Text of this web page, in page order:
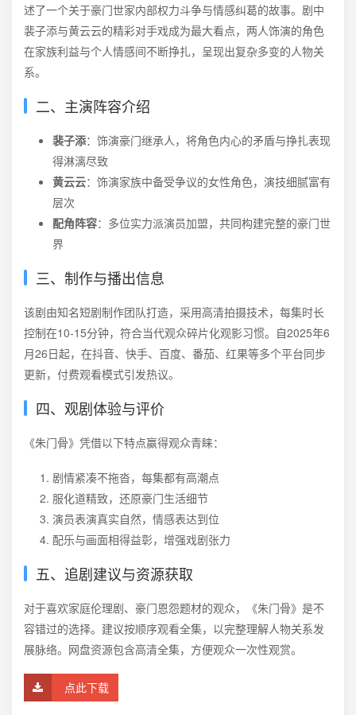
述了一个关于豪门世家内部权力斗争与情感纠葛的故事。剧中
裴子添与黄云云的精彩对手戏成为最大看点，两人饰演的角色
在家族利益与个人情感间不断挣扎，呈现出复杂多变的人物关
系。
二、主演阵容介绍
裴子添：饰演豪门继承人，将角色内心的矛盾与挣扎表现
得淋漓尽致
黄云云：饰演家族中备受争议的女性角色，演技细腻富有
层次
配角阵容：多位实力派演员加盟，共同构建完整的豪门世
界
三、制作与播出信息
该剧由知名短剧制作团队打造，采用高清拍摄技术，每集时长
控制在10-15分钟，符合当代观众碎片化观影习惯。自2025年6
月26日起，在抖音、快手、百度、番茄、红果等多个平台同步
更新，付费观看模式引发热议。
四、观剧体验与评价
《朱门骨》凭借以下特点赢得观众青睐：
剧情紧凑不拖沓，每集都有高潮点
服化道精致，还原豪门生活细节
演员表演真实自然，情感表达到位
配乐与画面相得益彰，增强戏剧张力
五、追剧建议与资源获取
对于喜欢家庭伦理剧、豪门恩怨题材的观众，《朱门骨》是不
容错过的选择。建议按顺序观看全集，以完整理解人物关系发
展脉络。网盘资源包含高清全集，方便观众一次性观赏。
点此下载